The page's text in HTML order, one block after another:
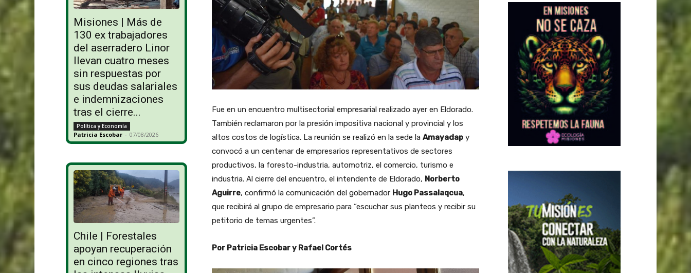
Misiones | Más de
130 ex trabajadores
del aserradero Linor
llevan cuatro meses
sin respuestas por
sus deudas salariales
e indemnizaciones
tras el cierre...
Política y Economía
Patricia Escobar - 07/08/2026
Chile | Forestales
apoyan recuperación
en cinco regiones tras
Fue en un encuentro multisectorial empresarial realizado ayer en Eldorado.
También reclamaron por la presión impositiva nacional y provincial y los
altos costos de logística. La reunión se realizó en la sede la Amayadapy
convocó a un centenar de empresarios representativos de sectores
productivos, la foresto-industria, automotriz, el comercio, turismo e
industria. Al cierre del encuentro, el intendente de Eldorado, Norberto
Aguirre, confirmó la comunicación del gobernador Hugo Passalaqcua,
que recibirá al grupo de empresario para “escuchar sus planteos y recibir su
petitorio de temas urgentes”.
Por Patricia Escobar y Rafael Cortés